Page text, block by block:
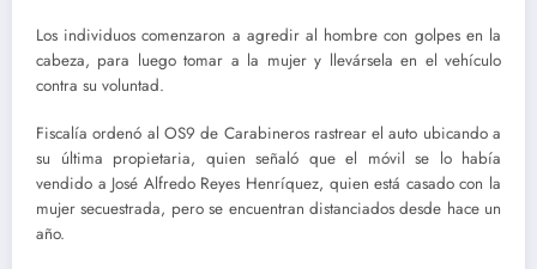
Los individuos comenzaron a agredir al hombre con golpes en la
cabeza, para luego tomar a la mujer y llevársela en el vehículo
contra su voluntad.
Fiscalía ordenó al OS9 de Carabineros rastrear el auto ubicando a
su última propietaria, quien señaló que el móvil se lo había
vendido a José Alfredo Reyes Henríquez, quien está casado con la
mujer secuestrada, pero se encuentran distanciados desde hace un
año.